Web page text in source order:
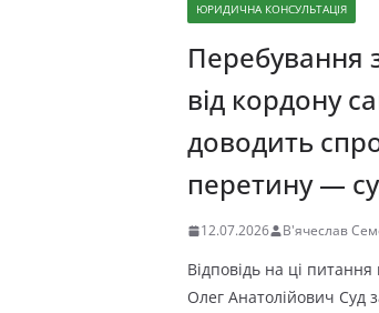
ЮРИДИЧНА КОНСУЛЬТАЦІЯ
Перебування
від кордону
доводить
перетину —
12.07.2026 В'ячеслав
Відповідь на ці
Олег Анатолійович Суд